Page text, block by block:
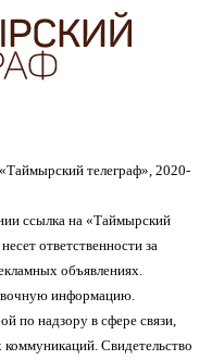
телеграф», 2020-
ссылка на «Таймырский
ответственности за
объявлениях.
информацию.
по надзору в сфере связи,
Свидетельство